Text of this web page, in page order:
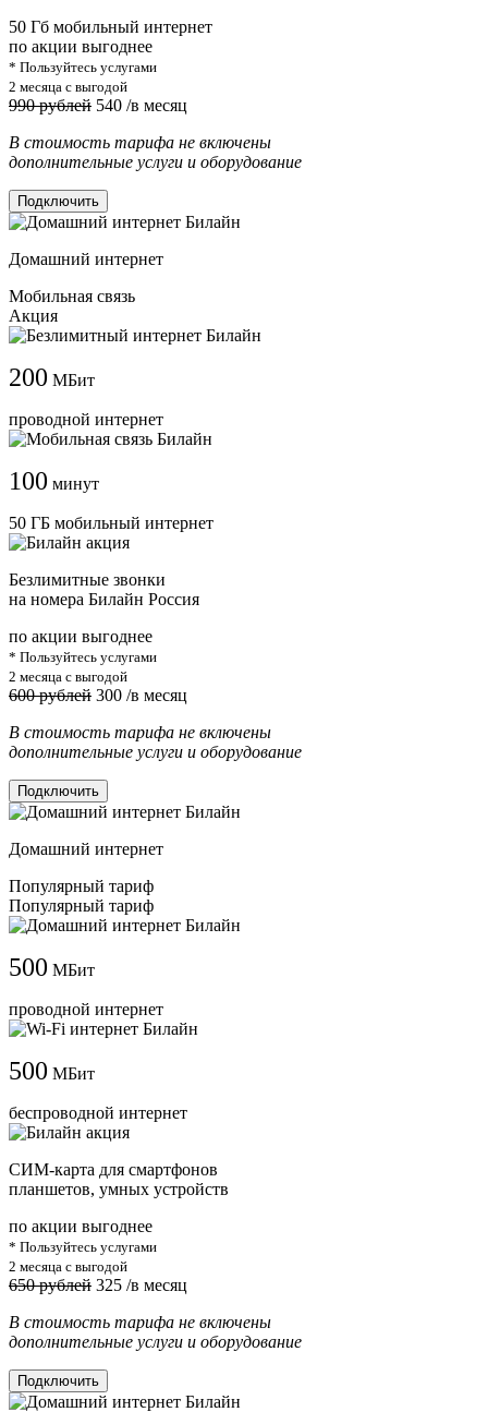
50 Гб мобильный интернет
по акции выгоднее
* Пользуйтесь услугами
2 месяца с выгодой
990 рублей 540 /в месяц
В стоимость тарифа не включены
дополнительные услуги и оборудование
Подключить
Домашний интернет
Мобильная связь
Акция
200 МБит
проводной интернет
100 минут
50 ГБ мобильный интернет
Безлимитные звонки
на номера Билайн Россия
по акции выгоднее
* Пользуйтесь услугами
2 месяца с выгодой
600 рублей 300 /в месяц
В стоимость тарифа не включены
дополнительные услуги и оборудование
Подключить
Домашний интернет
Популярный тариф
Популярный тариф
500 МБит
проводной интернет
500 МБит
беспроводной интернет
СИМ-карта для смартфонов
планшетов, умных устройств
по акции выгоднее
* Пользуйтесь услугами
2 месяца с выгодой
650 рублей 325 /в месяц
В стоимость тарифа не включены
дополнительные услуги и оборудование
Подключить